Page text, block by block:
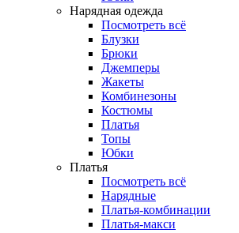
Нарядная одежда
Посмотреть всё
Блузки
Брюки
Джемперы
Жакеты
Комбинезоны
Костюмы
Платья
Топы
Юбки
Платья
Посмотреть всё
Нарядные
Платья-комбинации
Платья-макси